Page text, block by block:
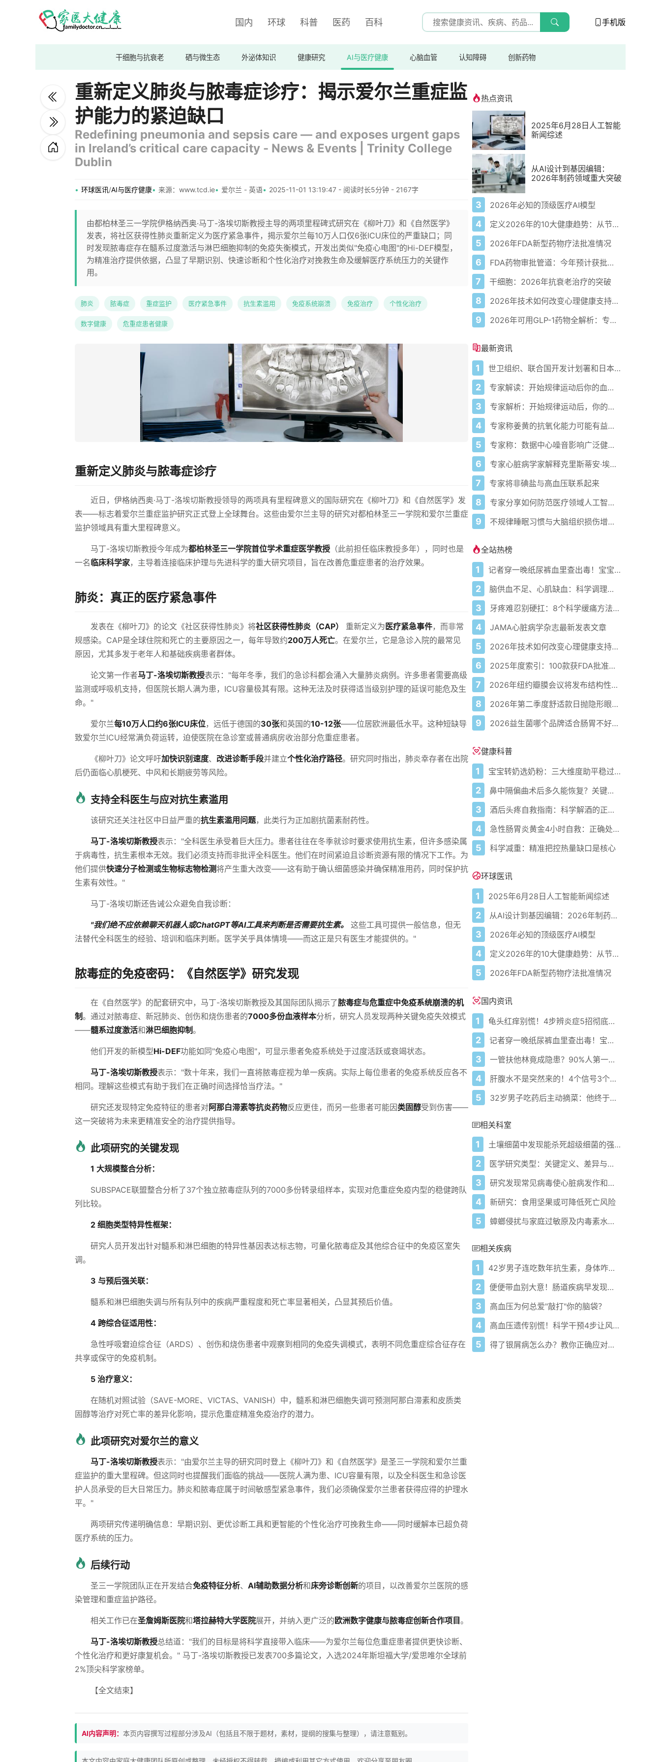
国内 环球 科普 医药 百科 手机版
干细胞与抗衰老 硒与微生态 外泌体知识 健康研究 AI与医疗健康 心脑血管 认知障碍 创新药物
重新定义肺炎与脓毒症诊疗：揭示爱尔兰重症监
护能力的紧迫缺口
Redefining pneumonia and sepsis care — and exposes urgent gaps
in Ireland’s critical care capacity - News & Events | Trinity College
Dublin
环球医讯/AI与医疗健康 来源：www.tcd.ie 爱尔兰 - 英语 2025-11-01 13:19:47 - 阅读时长5分钟 - 2167字
由都柏林圣三一学院伊格纳西奥·马丁-洛埃切斯教授主导的两项里程碑式研究在《柳叶刀》和《自然医学》
发表，将社区获得性肺炎重新定义为医疗紧急事件，揭示爱尔兰每10万人口仅6张ICU床位的严重缺口；同
时发现脓毒症存在髓系过度激活与淋巴细胞抑制的免疫失衡模式，开发出类似"免疫心电图"的Hi-DEF模型，
为精准治疗提供依据，凸显了早期识别、快速诊断和个性化治疗对挽救生命及缓解医疗系统压力的关键作
用。
肺炎 脓毒症 重症监护 医疗紧急事件 抗生素滥用 免疫系统崩溃 免疫治疗 个性化治疗
数字健康 危重症患者健康
重新定义肺炎与脓毒症诊疗
近日，伊格纳西奥·马丁-洛埃切斯教授领导的两项具有里程碑意义的国际研究在《柳叶刀》和《自然医学》发
表——标志着爱尔兰重症监护研究正式登上全球舞台。这些由爱尔兰主导的研究对都柏林圣三一学院和爱尔兰重症
监护领域具有重大里程碑意义。
马丁-洛埃切斯教授今年成为都柏林圣三一学院首位学术重症医学教授 （此前担任临床教授多年），同时也是
一名临床科学家，主导着连接临床护理与先进科学的重大研究项目，旨在改善危重症患者的治疗效果。
肺炎：真正的医疗紧急事件
发表在《柳叶刀》的论文《社区获得性肺炎》将社区获得性肺炎（CAP） 重新定义为 医疗紧急事件，而非常
规感染。CAP是全球住院和死亡的主要原因之一，每年导致约200万人死亡。在爱尔兰，它是急诊入院的最常见
原因，尤其多发于老年人和基础疾病患者群体。
论文第一作者马丁-洛埃切斯教授表示："每年冬季，我们的急诊科都会涌入大量肺炎病例。许多患者需要高级
监测或呼吸机支持，但医院长期人满为患，ICU容量极其有限。这种无法及时获得适当级别护理的延误可能危及生
命。"
爱尔兰每10万人口约6张ICU床位，远低于德国的30张和英国的10-12张——位居欧洲最低水平。这种短缺导
致爱尔兰ICU经常满负荷运转，迫使医院在急诊室或普通病房收治部分危重症患者。
《柳叶刀》论文呼吁加快识别速度、 改进诊断手段并建立个性化治疗路径。研究同时指出，肺炎幸存者在出院
后仍面临心肌梗死、中风和长期疲劳等风险。
支持全科医生与应对抗生素滥用
该研究还关注社区中日益严重的抗生素滥用问题，此类行为正加剧抗菌素耐药性。
马丁-洛埃切斯教授表示："全科医生承受着巨大压力。患者往往在冬季就诊时要求使用抗生素，但许多感染属
于病毒性，抗生素根本无效。我们必须支持而非批评全科医生。他们在时间紧迫且诊断资源有限的情况下工作。为
他们提供快速分子检测或生物标志物检测将产生重大改变——这有助于确认细菌感染并确保精准用药，同时保护抗
生素有效性。"
马丁-洛埃切斯还告诫公众避免自我诊断：
"我们绝不应依赖聊天机器人或ChatGPT等AI工具来判断是否需要抗生素。
这些工具可提供一般信息，但无
法替代全科医生的经验、培训和临床判断。医学关乎具体情境——而这正是只有医生才能提供的。"
脓毒症的免疫密码：《自然医学》研究发现
在《自然医学》的配套研究中，马丁-洛埃切斯教授及其国际团队揭示了脓毒症与危重症中免疫系统崩溃的机
制。通过对脓毒症、新冠肺炎、创伤和烧伤患者的7000多份血液样本分析，研究人员发现两种关键免疫失效模式
——髓系过度激活和淋巴细胞抑制。
他们开发的新模型Hi-DEF功能如同"免疫心电图"，可显示患者免疫系统处于过度活跃或衰竭状态。
马丁-洛埃切斯教授表示："数十年来，我们一直将脓毒症视为单一疾病。实际上每位患者的免疫系统反应各不
相同。理解这些模式有助于我们在正确时间选择恰当疗法。"
研究还发现特定免疫特征的患者对阿那白滞素等抗炎药物反应更佳，而另一些患者可能因类固醇受到伤害——
这一突破将为未来更精准安全的治疗提供指导。
此项研究的关键发现
1 大规模整合分析：
SUBSPACE联盟整合分析了37个独立脓毒症队列的7000多份转录组样本，实现对危重症免疫内型的稳健跨队
列比较。
2 细胞类型特异性框架：
研究人员开发出针对髓系和淋巴细胞的特异性基因表达标志物，可量化脓毒症及其他综合征中的免疫区室失
调。
3 与预后强关联：
髓系和淋巴细胞失调与所有队列中的疾病严重程度和死亡率显著相关，凸显其预后价值。
4 跨综合征适用性：
急性呼吸窘迫综合征（ARDS）、创伤和烧伤患者中观察到相同的免疫失调模式，表明不同危重症综合征存在
共享或保守的免疫机制。
5 治疗意义：
在随机对照试验（SAVE-MORE、VICTAS、VANISH）中，髓系和淋巴细胞失调可预测阿那白滞素和皮质类
固醇等治疗对死亡率的差异化影响，提示危重症精准免疫治疗的潜力。
此项研究对爱尔兰的意义
马丁-洛埃切斯教授表示："由爱尔兰主导的研究同时登上《柳叶刀》和《自然医学》是圣三一学院和爱尔兰重
症监护的重大里程碑。但这同时也提醒我们面临的挑战——医院人满为患、ICU容量有限，以及全科医生和急诊医
护人员承受的巨大日常压力。肺炎和脓毒症属于时间敏感型紧急事件，我们必须确保爱尔兰患者获得应得的护理水
平。"
两项研究传递明确信息：早期识别、更优诊断工具和更智能的个性化治疗可挽救生命——同时缓解本已超负荷
医疗系统的压力。
后续行动
圣三一学院团队正在开发结合免疫特征分析、 AI辅助数据分析和床旁诊断创新的项目，以改善爱尔兰医院的感
染管理和重症监护路径。
相关工作已在圣詹姆斯医院和塔拉赫特大学医院展开，并纳入更广泛的 欧洲数字健康与脓毒症创新合作项目。
马丁-洛埃切斯教授总结道："我们的目标是将科学直接带入临床——为爱尔兰每位危重症患者提供更快诊断、
个性化治疗和更好康复机会。" 马丁-洛埃切斯教授已发表700多篇论文，入选2024年斯坦福大学/爱思唯尔全球前
2%顶尖科学家榜单。
【全文结束】
AI内容声明： 本页内容撰写过程部分涉及AI（包括且不限于题材，素材，提纲的搜集与整理），请注意甄别。
热点资讯
2025年6月28日人工智能
新闻综述
从AI设计到基因编辑：
2026年制药领域重大突破
3 2026年必知的顶级医疗AI模型
4 定义2026年的10大健康趋势：从节律健康到冷热交替疗法
5 2026年FDA新型药物疗法批准情况
6 FDA药物审批管道：今年预计获批的关键新疗法
7 干细胞：2026年抗衰老治疗的突破
8 2026年技术如何改变心理健康支持的获取方式
9 2026年可用GLP-1药物全解析：专家指南
最新资讯
1 世卫组织、联合国开发计划署和日本在加纳启动人工智能健康计划 应对气候敏感性疾病并加强医疗服务
2 专家解读：开始规律运动后你的血压会发生什么变化
3 专家解析：开始规律运动后，你的血压会发生什么变化
4 专家称姜黄的抗氧化能力可能有益心脏健康
5 专家称：数据中心噪音影响广泛健康问题
6 专家心脏病学家解释克里斯蒂安·埃里克森为丹麦队晕倒的原因
7 专家将非碘盐与高血压联系起来
8 专家分享如何防范医疗领域人工智能的负面影响
9 不规律睡眠习惯与大脑组织损伤增加相关
全站热榜
1 记者穿一晚纸尿裤血里查出毒！宝宝血液浓度竟是成人的5倍？
2 脑供血不足、心肌缺血：科学调理全攻略
3 牙疼难忍别硬扛：8个科学缓痛方法收好
4 JAMA心脏病学杂志最新发表文章
5 2026年技术如何改变心理健康支持的获取方式
6 2025年度索引：100款获FDA批准的AI驱动医疗设备
7 2026年纽约瓣膜会议将发布结构性心脏病最新研究成果
8 2026年第二季度舒适款日抛隐形眼镜推荐，优瞳主打长效佩戴体验
9 2026益生菌哪个品牌适合肠胃不好的人，常年饱受肠胃病痛看过来，梳理实用十大品牌
健康科普
1 宝宝转奶选奶粉：三大维度助平稳过渡
2 鼻中隔偏曲术后多久能恢复？关键看这几点
3 酒后头疼自救指南：科学解酒的正确打开方式
4 急性肠胃炎黄金4小时自救：正确处置与误区避坑关键
5 科学减重：精准把控热量缺口是核心
环球医讯
1 2025年6月28日人工智能新闻综述
2 从AI设计到基因编辑：2026年制药领域重大突破
3 2026年必知的顶级医疗AI模型
4 定义2026年的10大健康趋势：从节律健康到冷热交替疗法
5 2026年FDA新型药物疗法批准情况
国内资讯
1 龟头红痒别慌！4步辨炎症5招彻底防复发
2 记者穿一晚纸尿裤血里查出毒！宝宝血液浓度竟是成人的5倍？
3 一管扶他林竟成隐患？90%人第一步就错了！
4 肝腹水不是突然来的！4个信号3个管理要点别等肚子鼓起来
5 32岁男子吃药后主动摘菜：他终于活过来了？
相关科室
1 土壤细菌中发现能杀死超级细菌的强大新抗生素
2 医学研究类型：关键定义、差异与须知
3 研究发现常见病毒使心脏病发作和中风风险激增最高5倍
4 新研究：食用坚果或可降低死亡风险
5 蟑螂侵扰与家庭过敏原及内毒素水平相关：研究
相关疾病
1 42岁男子连吃数年抗生素，身体咋样了？
2 便便带血别大意！肠道疾病早发现关键信号
3 高血压为何总爱"敲打"你的脑袋？
4 高血压遗传别慌！科学干预4步让风险降60%
5 得了银屑病怎么办？教你正确应对和管理！